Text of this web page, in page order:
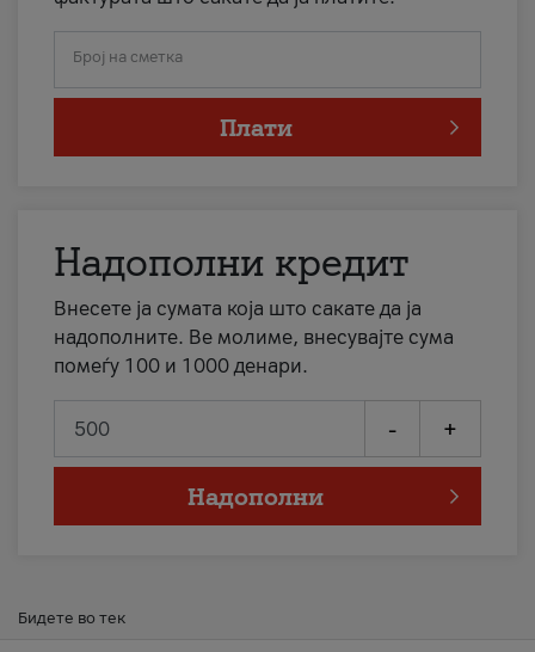
Број на сметка
Плати
Надополни кредит
Внесете ја сумата која што сакате да ја
надополните. Ве молиме, внесувајте сума
помеѓу 100 и 1000 денари.
- +
Надополни
Бидете во тек